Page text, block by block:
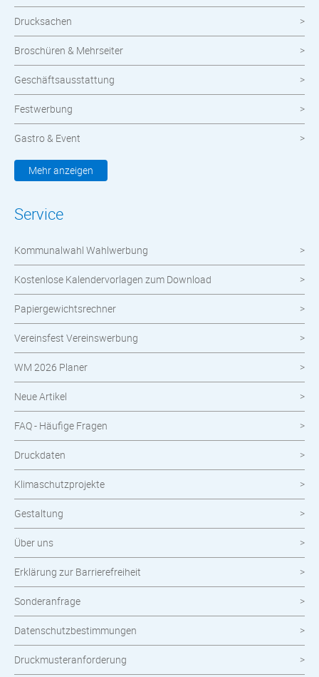
Drucksachen
Broschüren & Mehrseiter
Geschäftsausstattung
Festwerbung
Gastro & Event
Kleidung & Textilien
meinOrt
Nachhaltige Produkte
Wahlen
Neuheiten im Shop
Mehr anzeigen
Service
Kommunalwahl Wahlwerbung
Kostenlose Kalendervorlagen zum Download
Papiergewichtsrechner
Vereinsfest Vereinswerbung
WM 2026 Planer
Neue Artikel
FAQ - Häufige Fragen
Druckdaten
Klimaschutzprojekte
Gestaltung
Über uns
Erklärung zur Barrierefreiheit
Sonderanfrage
Datenschutzbestimmungen
Druckmusteranforderung